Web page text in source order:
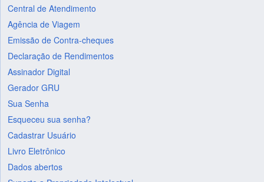
Central de Atendimento
Agência de Viagem
Emissão de Contra-cheques
Declaração de Rendimentos
Assinador Digital
Gerador GRU
Sua Senha
Esqueceu sua senha?
Cadastrar Usuário
Livro Eletrônico
Dados abertos